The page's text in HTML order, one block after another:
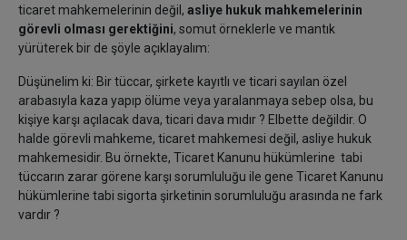
ticaret mahkemelerinin değil, asliye hukuk mahkemelerinin
görevli olması gerektiğini, somut örneklerle ve mantık
yürüterek bir de şöyle açıklayalım:
Düşünelim ki: Bir tüccar, şirkete kayıtlı ve ticari sayılan özel
arabasıyla kaza yapıp ölüme veya yaralanmaya sebep olsa, bu
kişiye karşı açılacak dava, ticari dava mıdır ? Elbette değildir. O
halde görevli mahkeme, ticaret mahkemesi değil, asliye hukuk
mahkemesidir. Bu örnekte, Ticaret Kanunu hükümlerine tabi
tüccarın zarar görene karşı sorumluluğu ile gene Ticaret Kanunu
hükümlerine tabi sigorta şirketinin sorumluluğu arasında ne fark
vardır ?